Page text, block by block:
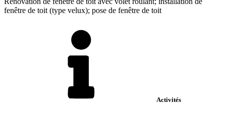
fenêtre de toit (type velux); pose de fenêtre de toit
Activités